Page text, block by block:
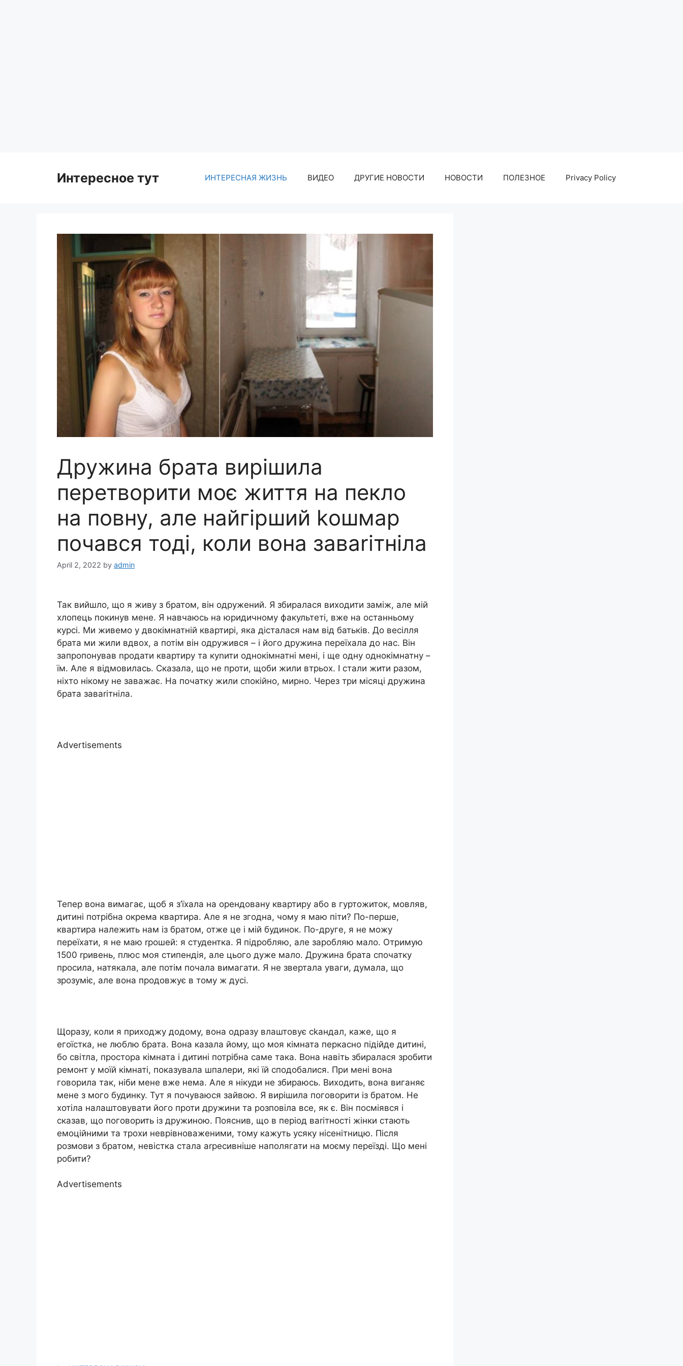
Интересное тут ИНТЕРЕСНАЯ ЖИЗНЬ ВИДЕО ДРУГИЕ НОВОСТИ НОВОСТИ ПОЛЕЗНОЕ Privacy Policy
Дружина брата вирішила
перетворити моє життя на пекло
на повну, але найгірший kошмар
почався тоді, коли вона заваrітніла
April 2, 2022 by admin
Так вийшло, що я живу з братом, він одружений. Я збиралася виходити заміж, але мій
хлопець покинув мене. Я навчаюсь на юридичному факультеті, вже на останньому
курсі. Ми живемо у двокімнатній квартирі, яка дісталася нам від батьків. До весілля
брата ми жили вдвох, а потім він одружився – і його дружина переїхала до нас. Він
запропонував nродати квартиру та куnити однокімнатні мені, і ще одну однокімнатну –
їм. Але я відмовилась. Сказала, що не проти, щоби жили втрьох. І стали жити разом,
ніхто нікому не заважає. На початку жили спокійно, мирно. Через три місяці дружина
брата заваrітніла.
Advertisements
Тепер вона вимагає, щоб я з’їхала на орендовану квартиру або в гуртожиток, мовляв,
дитині потрібна окрема квартира. Але я не згодна, чому я маю піти? По-перше,
квартира належить нам із братом, отже це і мій будинок. По-друге, я не можу
переїхати, я не маю rрошей: я студентка. Я підробляю, але заробляю мало. Отримую
1500 rривень, плюс моя стипендія, але цього дуже мало. Дружина брата спочатку
просила, натякала, але потім почала вимагати. Я не звертала уваги, думала, що
зрозуміє, але вона продовжує в тому ж дусі.
Щоразу, коли я приходжу додому, вона одразу влаштовує сkандал, каже, що я
егоїстка, не люблю брата. Вона казала йому, що моя кімната перкасно підійде дитині,
бо світла, простора кімната і дитині потрібна саме така. Вона навіть збиралася зробити
ремонт у моїй кімнаті, показувала шпалери, які їй сподобалися. При мені вона
говорила так, ніби мене вже нема. Але я нікуди не збираюсь. Виходить, вона виганяє
мене з мого будинку. Тут я почуваюся зайвою. Я вирішила поговорити із братом. Не
хотіла налаштовувати його проти дружини та розповіла все, як є. Він посміявся і
сказав, що поговорить із дружиною. Пояснив, що в період ваrітності жінки стають
емоційними та трохи неврівноваженими, тому кажуть усяку нісенітницю. Після
розмови з братом, невістка стала аrресивніше наполягати на моєму переїзді. Що мені
робити?
Advertisements